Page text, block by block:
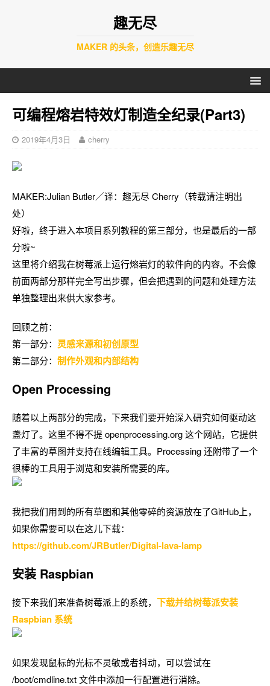
趣无尽
MAKER 的头条，创造乐趣无尽
可编程熔岩特效灯制造全纪录(Part3)
2019年4月3日 cherry
MAKER:Julian Butler／译：趣无尽 Cherry（转载请注明出
处）
好啦，终于进入本项目系列教程的第三部分，也是最后的一部
分啦~
这里将介绍我在树莓派上运行熔岩灯的软件向的内容。不会像
前面两部分那样完全写出步骤，但会把遇到的问题和处理方法
单独整理出来供大家参考。
回顾之前：
第一部分： 灵感来源和初创原型
第二部分： 制作外观和内部结构
Open Processing
随着以上两部分的完成，下来我们要开始深入研究如何驱动这
盏灯了。这里不得不提 openprocessing.org 这个网站，它提供
了丰富的草图并支持在线编辑工具。Processing 还附带了一个
很棒的工具用于浏览和安装所需要的库。
我把我们用到的所有草图和其他零碎的资源放在了GitHub上，
如果你需要可以在这儿下载：
https://github.com/JRButler/Digital-lava-lamp
安装 Raspbian
接下来我们来准备树莓派上的系统， 下载并给树莓派安装
Raspbian 系统
如果发现鼠标的光标不灵敏或者抖动，可以尝试在
/boot/cmdline.txt 文件中添加一行配置进行消除。